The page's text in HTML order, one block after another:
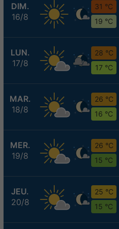
DIM.
16/8
31 °C
19 °C
LUN.
17/8
28 °C
17 °C
MAR.
18/8
26 °C
16 °C
MER.
19/8
26 °C
15 °C
JEU.
20/8
25 °C
15 °C